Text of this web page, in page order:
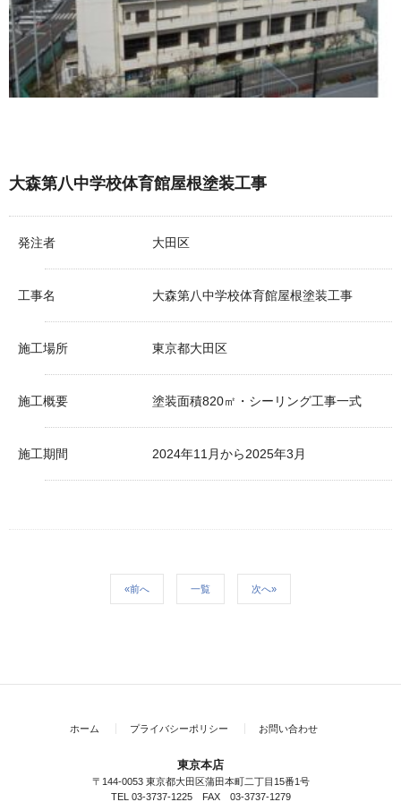
大森第八中学校体育館屋根塗装工事
発注者 大田区
工事名 大森第八中学校体育館屋根塗装工事
施工場所 東京都大田区
施工概要 塗装面積820㎡・シーリング工事一式
施工期間 2024年11月から2025年3月
«前へ 一覧 次へ»
ホーム プライバシーポリシー お問い合わせ
東京本店
〒144-0053 東京都大田区蒲田本町二丁目15番1号
TEL 03-3737-1225 FAX 03-3737-1279